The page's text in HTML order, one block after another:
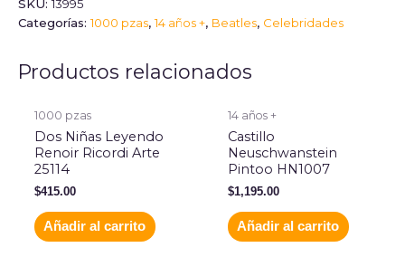
SKU:13995
Categorías:1000 pzas,14 años +, Beatles, Celebridades
Productos relacionados
1000 pzas
Dos Niñas Leyendo
Renoir Ricordi Arte
25114
$415.00
Añadir al carrito
14 años +
Castillo
Neuschwanstein
Pintoo HN1007
$1,195.00
Añadir al carrito